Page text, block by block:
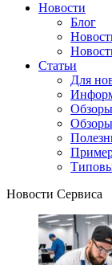
Новости
Блог
Статьи
Для
Обзоры
Новости Сервиса